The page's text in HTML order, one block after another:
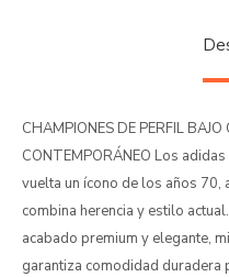
CHAMPIONES DE PERFIL
CONTEMPORÁNEO Los
vuelta un ícono de los años 70,
combina herencia y estilo
acabado premium y elegante,
garantiza comodidad duradera